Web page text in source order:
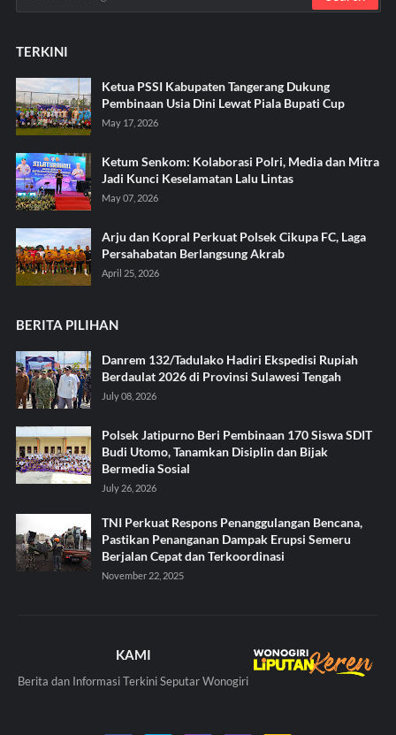
TERKINI
Ketua PSSI Kabupaten Tangerang Dukung
Pembinaan Usia Dini Lewat Piala Bupati Cup
May 17, 2026
Ketum Senkom: Kolaborasi Polri, Media dan Mitra
Jadi Kunci Keselamatan Lalu Lintas
May 07, 2026
Arju dan Kopral Perkuat Polsek Cikupa FC, Laga
Persahabatan Berlangsung Akrab
April 25, 2026
BERITA PILIHAN
Danrem 132/Tadulako Hadiri Ekspedisi Rupiah
Berdaulat 2026 di Provinsi Sulawesi Tengah
July 08, 2026
Polsek Jatipurno Beri Pembinaan 170 Siswa SDIT
Budi Utomo, Tanamkan Disiplin dan Bijak
Bermedia Sosial
July 26, 2026
TNI Perkuat Respons Penanggulangan Bencana,
Pastikan Penanganan Dampak Erupsi Semeru
Berjalan Cepat dan Terkoordinasi
November 22, 2025
KAMI
Berita dan Informasi Terkini Seputar Wonogiri